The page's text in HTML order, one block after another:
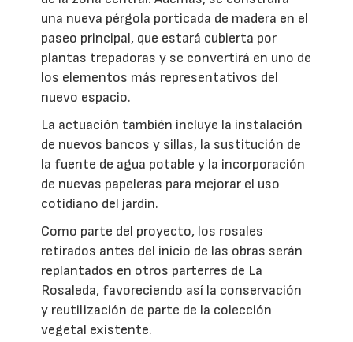
una nueva pérgola porticada de madera en el
paseo principal, que estará cubierta por
plantas trepadoras y se convertirá en uno de
los elementos más representativos del
nuevo espacio.
La actuación también incluye la instalación
de nuevos bancos y sillas, la sustitución de
la fuente de agua potable y la incorporación
de nuevas papeleras para mejorar el uso
cotidiano del jardín.
Como parte del proyecto, los rosales
retirados antes del inicio de las obras serán
replantados en otros parterres de La
Rosaleda, favoreciendo así la conservación
y reutilización de parte de la colección
vegetal existente.